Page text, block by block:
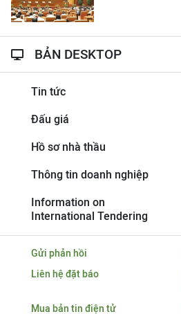
BẢN DESKTOP
Tin tức
Đấu giá
Hồ sơ nhà thầu
Thông tin doanh nghiệp
Information on
International Tendering
Gửi phản hồi
Liên hệ đặt báo
Mua bản tin điện tử